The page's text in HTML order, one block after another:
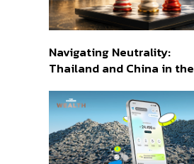
Navigating Neutrality:
Thailand and China in the
Order